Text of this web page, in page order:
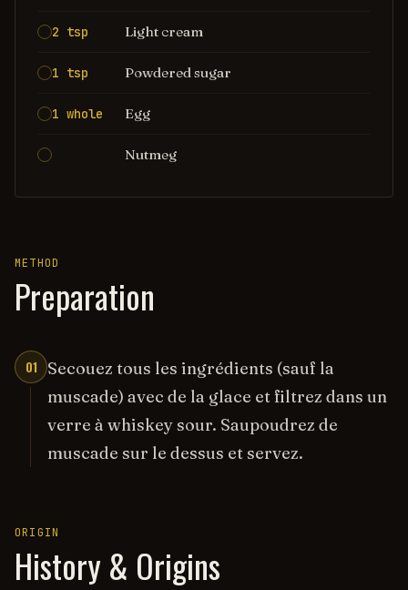
2 tsp Light cream
1 tsp Powdered sugar
1 whole Egg
Nutmeg
METHOD
Preparation
01
Secouez tous les ingrédients (sauf la
muscade) avec de la glace et filtrez dans un
verre à whiskey sour. Saupoudrez de
muscade sur le dessus et servez.
ORIGIN
History & Origins